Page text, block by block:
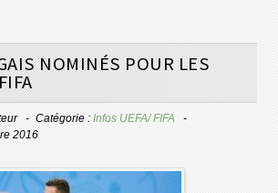
NOMINÉS POUR LES
Catégorie :Infos UEFA/ FIFA
2016